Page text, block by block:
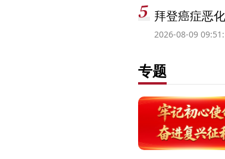
拜登癌症恶化
2026-08-09
专题